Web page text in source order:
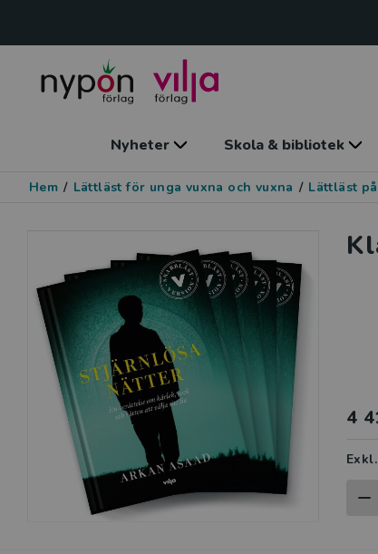
Nyheter Skola & bibliotek
Hem / Lättläst för unga vuxna och vuxna / Lättläst
4